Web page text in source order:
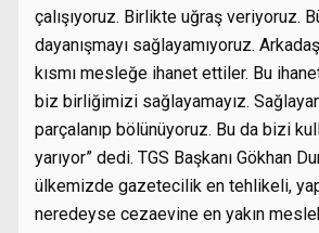
çalışıyoruz. Birlikte uğraş veriyoruz.
dayanışmayı sağlayamıyoruz.
kısmı mesleğe ihanet ettiler. Bu
biz birliğimizi sağlayamayız.
parçalanıp bölünüyoruz. Bu da bizi
yarıyor” dedi. TGS Başkanı Gökhan
ülkemizde gazetecilik en tehlikeli,
neredeyse cezaevine en yakın